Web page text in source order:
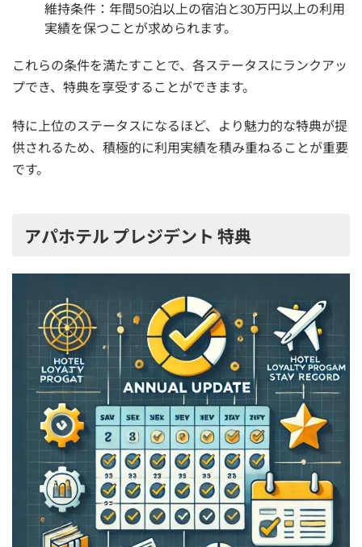
維持条件：年間50泊以上の宿泊と30万円以上の利用
実績を保つことが求められます。
これらの条件を満たすことで、各ステータスにランクアッ
プでき、特典を享受することができます。
特に上位のステータスになるほど、より魅力的な特典が提
供されるため、積極的に利用実績を積み重ねることが重要
です。
アパホテル プレジデント 特典